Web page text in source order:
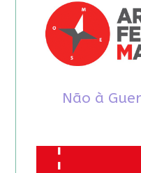
Não à